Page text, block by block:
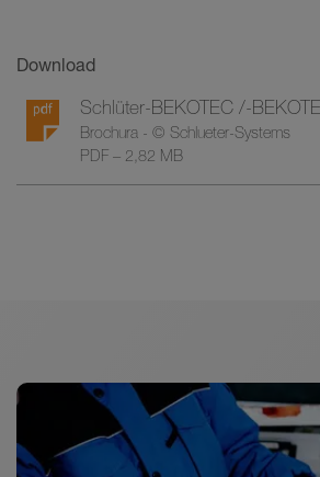
Download
Schlüter-BEKOTEC /-
Brochura - © Schlueter-Systems
PDF – 2,82 MB